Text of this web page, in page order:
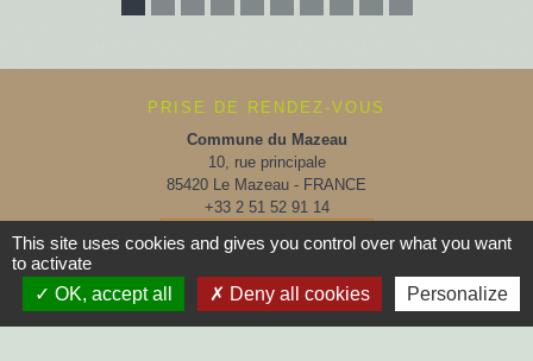
PRISE DE RENDEZ-VOUS
Commune du Mazeau
10, rue principale
85420 Le Mazeau - FRANCE
+33 2 51 52 91 14
Contact par formulaire
Horaires d'ouverture au public :
Lundi, Mardi, Jeudi, Vendredi > 14h - 17h30
This site uses cookies and gives you control over what you want
to activate
OK, accept all
Deny all cookies Personalize